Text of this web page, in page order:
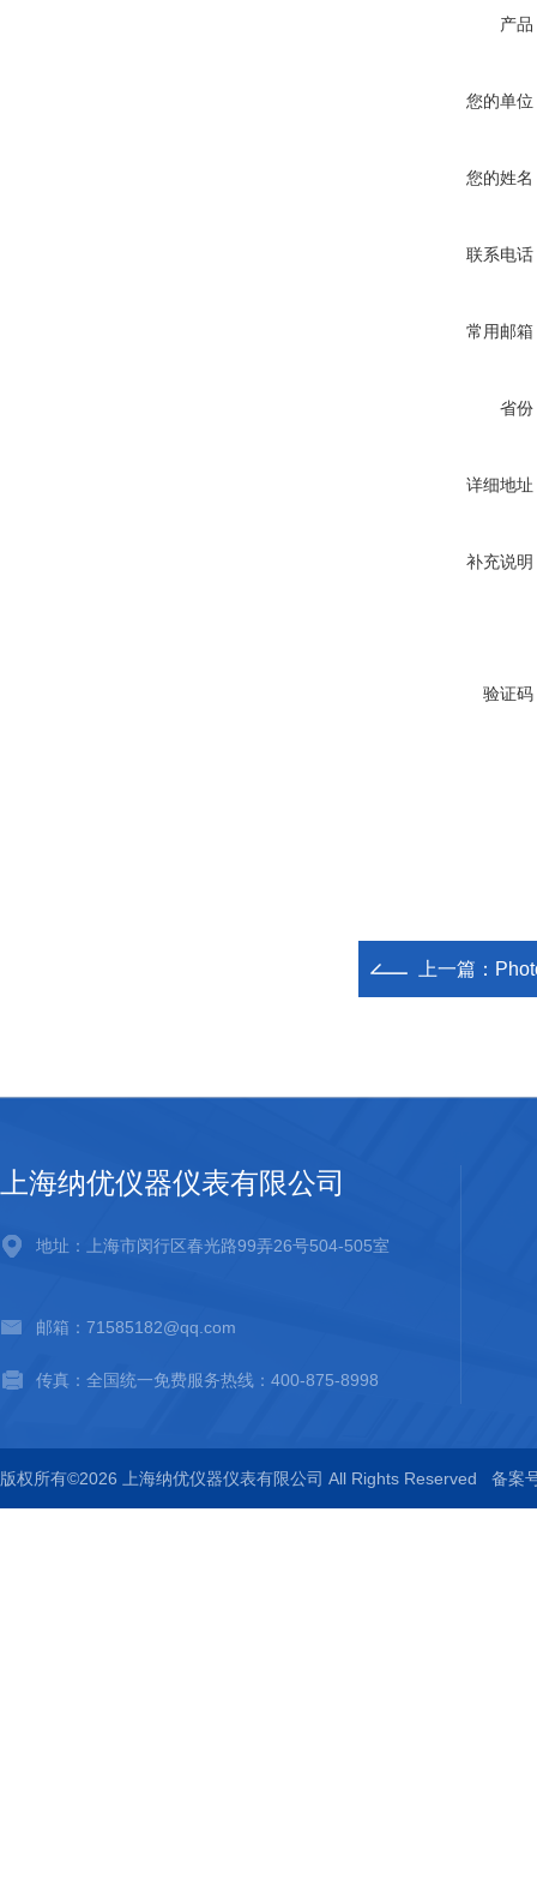
产品
您的单位
您的姓名
联系电话
常用邮箱
省份
详细地址
补充说明
验证码
上一篇：
上海纳优仪器仪表有限公司
地址：上海市闵行区春光路99弄26号504-505室
邮箱：71585182@qq.com
传真：全国统一免费服务热线：400-875-8998
版权所有©2026 上海纳优仪器仪表有限公司 All Rights Reserved 备案